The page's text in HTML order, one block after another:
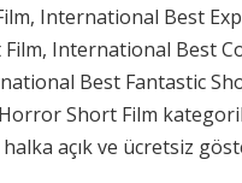
International Best
International Best
Best Fantastic
Short Film
açık ve ücretsiz